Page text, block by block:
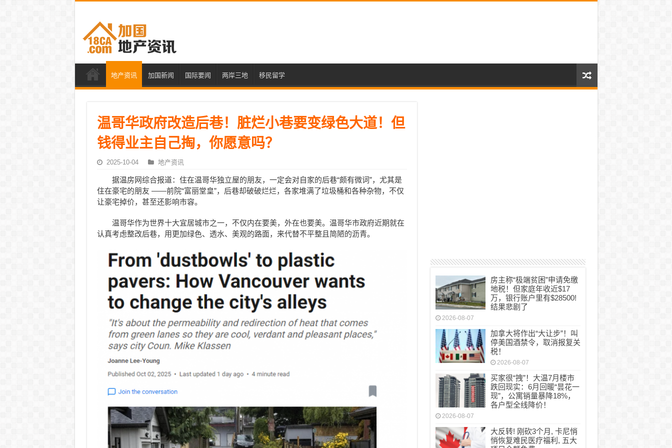
地产资讯 加国新闻 国际要闻 两岸三地 移民留学
温哥华政府改造后巷！脏烂小巷要变绿色大道！但
钱得业主自己掏，你愿意吗？
2025-10-04 地产资讯
据温房网综合报道：住在温哥华独立屋的朋友，一定会对自家的后巷“颇有微词”，尤其是
住在豪宅的朋友 ——前院“富丽堂皇”，后巷却破破烂烂，各家堆满了垃圾桶和各种杂物，不仅
让豪宅掉价，甚至还影响市容。
温哥华作为世界十大宜居城市之一，不仅内在要美，外在也要美。温哥华市政府近期就在
认真考虑整改后巷，用更加绿色、透水、美观的路面，来代替不平整且简陋的沥青。
房主称“极端贫困”申请免缴
地税！但家庭年收近$17
万，银行账户里有$28500!
结果悲剧了
2026-08-07
加拿大将作出“大让步”！叫
停美国酒禁令，取消报复关
税！
2026-08-07
买家很“拽”！大温7月楼市
跌回现实：6月回暖“昙花一
现”，公寓销量暴降18%，
各户型全线降价！
2026-08-07
大反转! 刚砍3个月, 卡尼悄
悄恢复难民医疗福利, 五大